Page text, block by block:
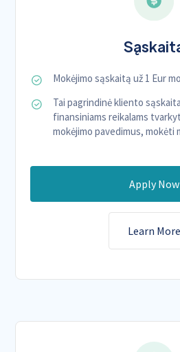
Mokėjimo sąskaitą už 1 Eur
Tai pagrindinė kliento
finansiniams reikalams
mokėjimo pavedimus, mokėti
Apply Now
Learn More